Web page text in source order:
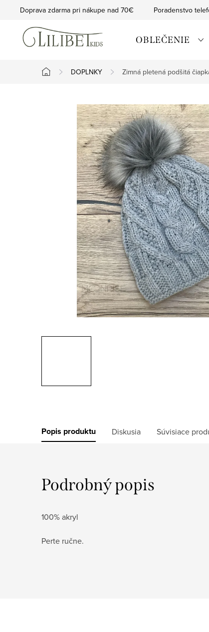
Doprava zdarma pri nákupe nad 70€ Poradenstvo
OBLEČENIE
Domov
DOPLNKY Zimná pletená podšitá
Popis produktu Diskusia Súvisiace
Podrobný popis
100% akryl
Perte ručne.